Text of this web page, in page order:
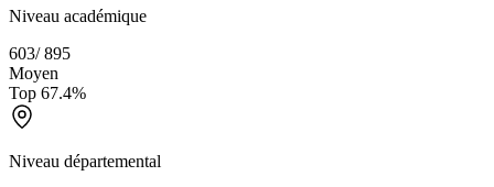
Niveau académique
603/895
Moyen
Top 67.4%
Niveau départemental